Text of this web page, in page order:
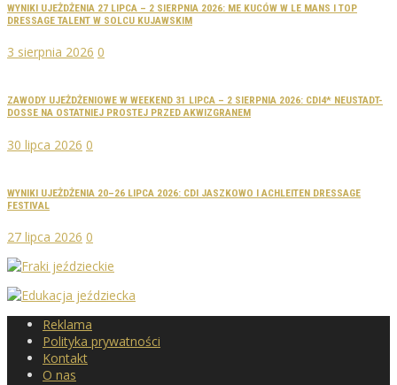
WYNIKI UJEŻDŻENIA 27 LIPCA – 2 SIERPNIA 2026: ME KUCÓW W LE MANS I TOP
DRESSAGE TALENT W SOLCU KUJAWSKIM
3 sierpnia 2026 0
ZAWODY UJEŻDŻENIOWE W WEEKEND 31 LIPCA – 2 SIERPNIA 2026: CDI4* NEUSTADT-
DOSSE NA OSTATNIEJ PROSTEJ PRZED AKWIZGRANEM
30 lipca 2026 0
WYNIKI UJEŻDŻENIA 20–26 LIPCA 2026: CDI JASZKOWO I ACHLEITEN DRESSAGE
FESTIVAL
27 lipca 2026 0
Reklama
Polityka prywatności
Kontakt
O nas